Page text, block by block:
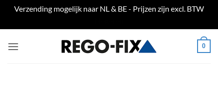
Verzending mogelijk naar NL & BE - Prijzen zijn excl. BTW
naar
0